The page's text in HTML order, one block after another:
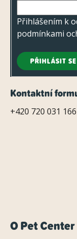
Přihlášením k
podmínkami
PŘIHLÁSIT SE
Kontaktní
+420 720 031
O Pet Center